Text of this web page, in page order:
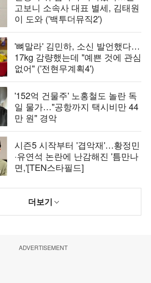
고보니 소속사 대표 별세, 김태원
이 도와 ('백투더뮤직2')
'뼈말라' 김민하, 소신 발언했다…
17kg 감량했는데 "예쁜 것에 관심
없어" ('전현무계획4')
'152억 건물주' 노홍철도 놀란 독
일 물가…"공항까지 택시비만 44
만 원" 경악
시즌5 시작부터 '겹악재'…황정민
·유연석 논란에 난감해진 '틈만나
면,'[TEN스타필드]
더보기
ADVERTISEMENT